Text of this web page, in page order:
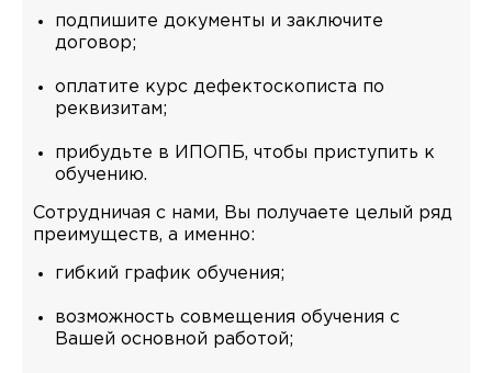
подпишите документы и заключите
договор;
оплатите курс дефектоскописта по
реквизитам;
прибудьте в ИПОПБ, чтобы приступить к
обучению.
Сотрудничая с нами, Вы получаете целый ряд
преимуществ, а именно:
гибкий график обучения;
возможность совмещения обучения с
Вашей основной работой;